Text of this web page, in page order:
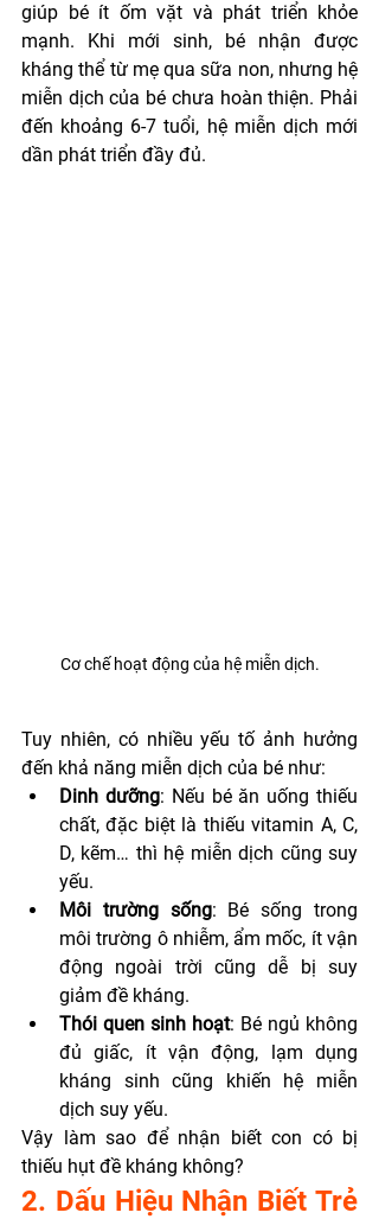
giúp bé ít ốm vặt và phát triển khỏe
mạnh. Khi mới sinh, bé nhận được
kháng thể từ mẹ qua sữa non, nhưng hệ
miễn dịch của bé chưa hoàn thiện. Phải
đến khoảng 6-7 tuổi, hệ miễn dịch mới
dần phát triển đầy đủ.
Cơ chế hoạt động của hệ miễn dịch.
Tuy nhiên, có nhiều yếu tố ảnh hưởng
đến khả năng miễn dịch của bé như:
Dinh dưỡng: Nếu bé ăn uống thiếu
chất, đặc biệt là thiếu vitamin A, C,
D, kẽm… thì hệ miễn dịch cũng suy
yếu.
Môi trường sống: Bé sống trong
môi trường ô nhiễm, ẩm mốc, ít vận
động ngoài trời cũng dễ bị suy
giảm đề kháng.
Thói quen sinh hoạt: Bé ngủ không
đủ giấc, ít vận động, lạm dụng
kháng sinh cũng khiến hệ miễn
dịch suy yếu.
Vậy làm sao để nhận biết con có bị
thiếu hụt đề kháng không?
2. Dấu Hiệu Nhận Biết Trẻ